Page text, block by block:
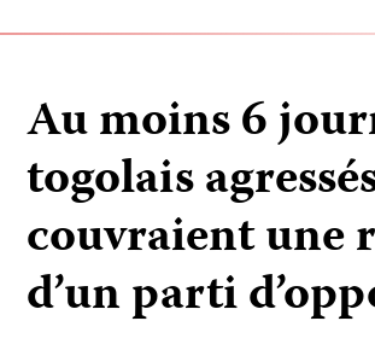
Au moins 6
togolais
couvraient une
d’un parti